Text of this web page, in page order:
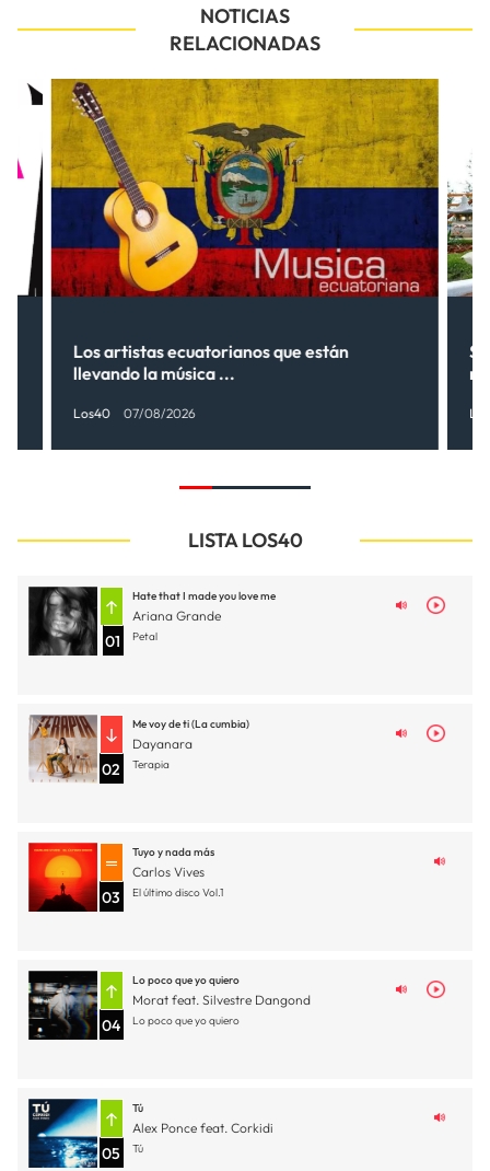
NOTICIAS
RELACIONADAS
Los artistas ecuatorianos que están
llevando la música ...
Los40 07/08/2026
LISTA LOS40
01
Hate that I made you love me
Ariana Grande
Petal
02
Me voy de ti (La cumbia)
Dayanara
Terapia
03
Tuyo y nada más
Carlos Vives
El último disco Vol.1
04
Lo poco que yo quiero
Morat feat. Silvestre Dangond
Lo poco que yo quiero
05
Tú
Alex Ponce feat. Corkidi
Tú